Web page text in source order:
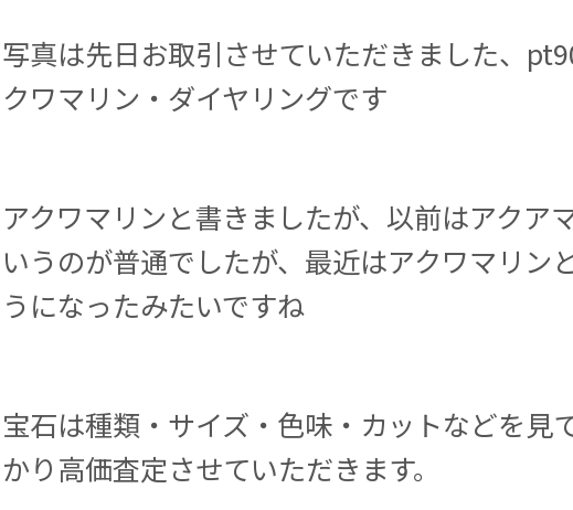
写真は先日お取引させていただきました、
クワマリン・ダイヤリングです
アクワマリンと書きましたが、以前はアクア
いうのが普通でしたが、最近はアクワマリン
うになったみたいですね
宝石は種類・サイズ・色味・カットなどを見
かり高価査定させていただきます。